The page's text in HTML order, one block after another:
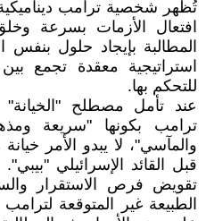
تُظهر شخصية ترامب
افتعال الأزمات بسرعة
المطالبة بإيجاد حلول
استراتيجية معقدة تجمع
للتحكم بها.
عند تأمل مصطلح
ترامب بكونها "سريعة
والمآسي"، لا يبدو الأمر
قبل القائد الإسرائيلي
تقويض فرص الاستقرار
الطبيعة غير المتوقعة